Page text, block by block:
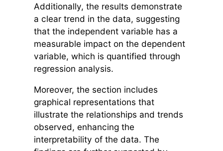
Additionally, the results demonstrate
a clear trend in the data, suggesting
that the independent variable has a
measurable impact on the dependent
variable, which is quantified through
regression analysis.
Moreover, the section includes
graphical representations that
illustrate the relationships and trends
observed, enhancing the
interpretability of the data. The